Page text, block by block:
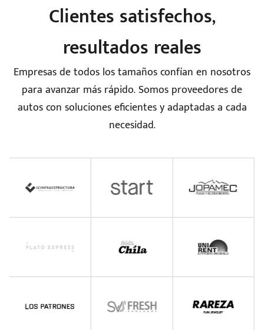
Clientes satisfechos,
resultados reales
Empresas de todos los tamaños confían en nosotros
para avanzar más rápido. Somos proveedores de
autos con soluciones eficientes y adaptadas a cada
necesidad.